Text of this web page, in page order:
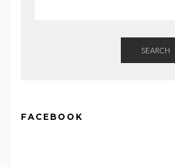
SEARCH
FACEBOOK